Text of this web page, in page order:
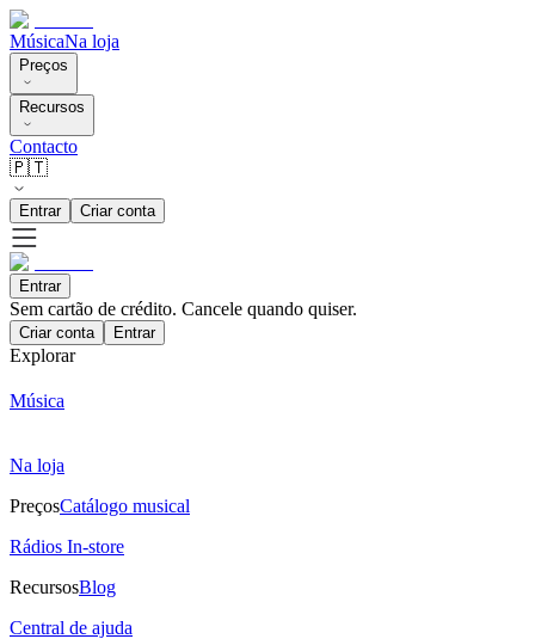
MúsicaNa loja
Preços
Recursos
Contacto
🇵🇹
Entrar Criar conta
Entrar
Sem cartão de crédito. Cancele quando quiser.
Criar conta Entrar
Explorar
Música
Na loja
PreçosCatálogo musical
Rádios In-store
RecursosBlog
Central de ajuda